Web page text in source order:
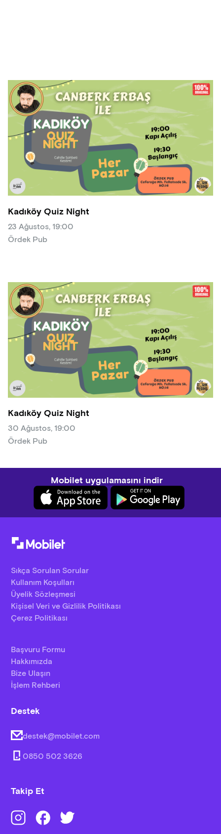
Kadıköy Quiz Night
23 Ağustos, 19:00
Ördek Pub
Kadıköy Quiz Night
30 Ağustos, 19:00
Ördek Pub
Mobilet uygulamasını indir
Sıkça Sorulan Sorular
Kullanım Koşulları
Üyelik Sözleşmesi
Kişisel Veri ve Gizlilik Politikası
Çerez Politikası
Başvuru Formu
Hakkımızda
Bize Ulaşın
İşlem Rehberi
Destek
destek@mobilet.com
0850 502 3626
Takip Et